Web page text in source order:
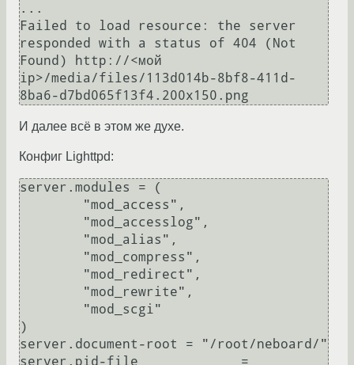
...
Failed to load resource: the server
responded with a status of 404 (Not
Found) http://<мой
ip>/media/files/113d014b-8bf8-411d-
И далее всё в этом же духе.
Конфиг Lighttpd:
server.modules = (
)
server.document-root = "/root/neboard/"
server.pid-file             =